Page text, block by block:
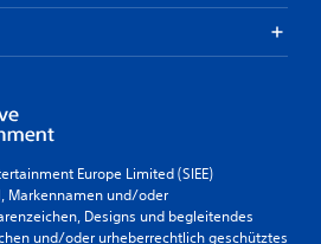
Europe Limited (SIEE)
Markennamen und/oder
Designs und begleitendes
und/oder urheberrechtlich geschütztes